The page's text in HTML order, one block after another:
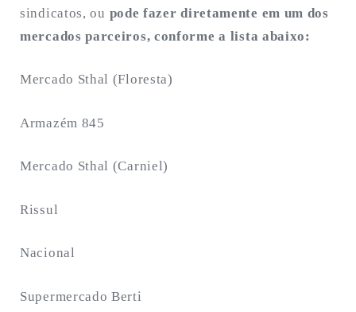
sindicatos, ou pode fazer diretamente em um dos
mercados parceiros, conforme a lista abaixo:
Mercado Sthal (Floresta)
Armazém 845
Mercado Sthal (Carniel)
Rissul
Nacional
Supermercado Berti